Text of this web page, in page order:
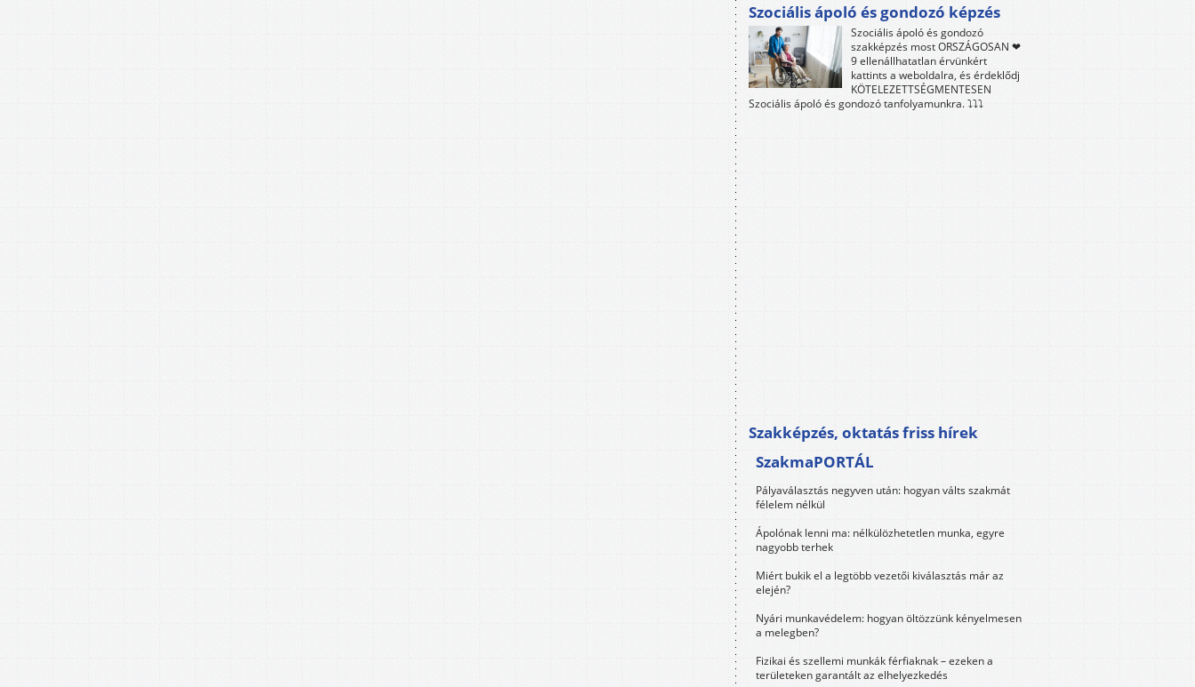
Szociális ápoló és gondozó képzés
Szociális ápoló és gondozó
szakképzés most ORSZÁGOSAN ❤
9 ellenállhatatlan érvünkért
kattints a weboldalra, és érdeklődj
KÖTELEZETTSÉGMENTESEN
Szociális ápoló és gondozó tanfolyamunkra. ⤵⤵⤵
Szakképzés, oktatás friss hírek
SzakmaPORTÁL
Pályaválasztás negyven után: hogyan válts szakmát
félelem nélkül
Ápolónak lenni ma: nélkülözhetetlen munka, egyre
nagyobb terhek
Miért bukik el a legtöbb vezetői kiválasztás már az
elején?
Nyári munkavédelem: hogyan öltözzünk kényelmesen
a melegben?
Fizikai és szellemi munkák férfiaknak – ezeken a
területeken garantált az elhelyezkedés